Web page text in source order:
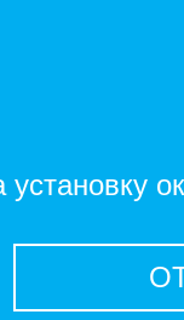
установку